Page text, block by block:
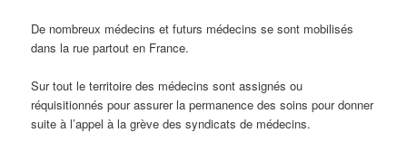
De nombreux médecins et futurs médecins se sont mobilisés
dans la rue partout en France.
Sur tout le territoire des médecins sont assignés ou
réquisitionnés pour assurer la permanence des soins pour donner
suite à l’appel à la grève des syndicats de médecins.